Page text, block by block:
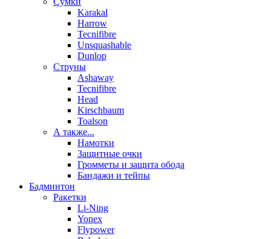
Karakal
Harrow
Tecnifibre
Unsquashable
Dunlop
Струны
Ashaway
Tecnifibre
Head
Kirschbaum
Toalson
А также...
Намотки
Защитные очки
Громметы и защита обода
Бандажи и тейпы
Бадминтон
Ракетки
Li-Ning
Yonex
Flypower